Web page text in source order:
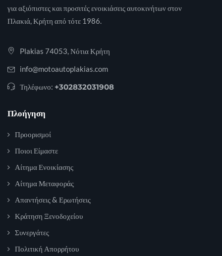
για αξιόπιστες και προσιτές ενοικιάσεις αυτοκινήτων στον
Πλακιά, Κρήτη από τότε 1986.
Plakias 74053, Νότια Κρήτη
info@motoautoplakias.com
Τηλέφωνο: +302832031908
Πλοήγηση
Προορισμοί
Ποιοι Είμαστε
Αίτημα Ενοικίασης
Αίτημα Μεταφοράς
Απαντήσεις & Ερωτήσεις
Κράτηση Ξενοδοχείου
Συνεργάτες
Πολιτική Απορρήτου